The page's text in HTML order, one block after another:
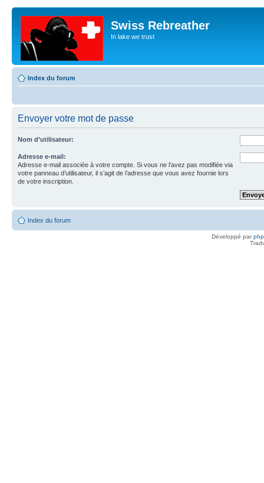
Swiss Rebreather
In lake we trust
Index du forum
Envoyer votre mot de passe
Nom d’utilisateur:
Adresse e-mail:
Adresse e-mail associée à votre compte. Si vous ne l’avez pas modifiée via
votre panneau d’utilisateur, il s’agit de l’adresse que vous avez fournie lors
de votre inscription.
Index du forum
Développé par